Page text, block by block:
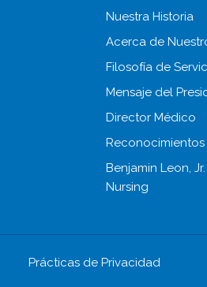
Nuestra Historia
Acerca de
Filosofía de
Mensaje del
Director Médico
Benjamin Leon,
Nursing
Prácticas de Privacidad